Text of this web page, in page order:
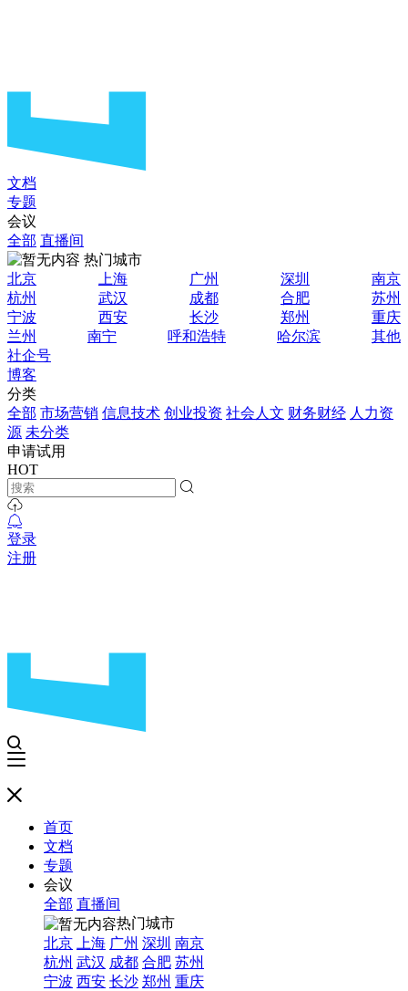
文档
专题
会议
全部 直播间
热门城市
北京
上海 广州 深圳
南京
杭州
武汉 成都 合肥
苏州
宁波
西安 长沙 郑州
重庆
兰州
南宁 呼和浩特 哈尔滨
其他
社企号
博客
分类
全部 市场营销 信息技术 创业投资 社会人文 财务财经 人力资
源 未分类
申请试用
HOT
登录
注册
首页
文档
专题
会议
全部 直播间
热门城市
北京
上海 广州 深圳 南京
杭州 武汉 成都 合肥 苏州
宁波 西安 长沙 郑州 重庆